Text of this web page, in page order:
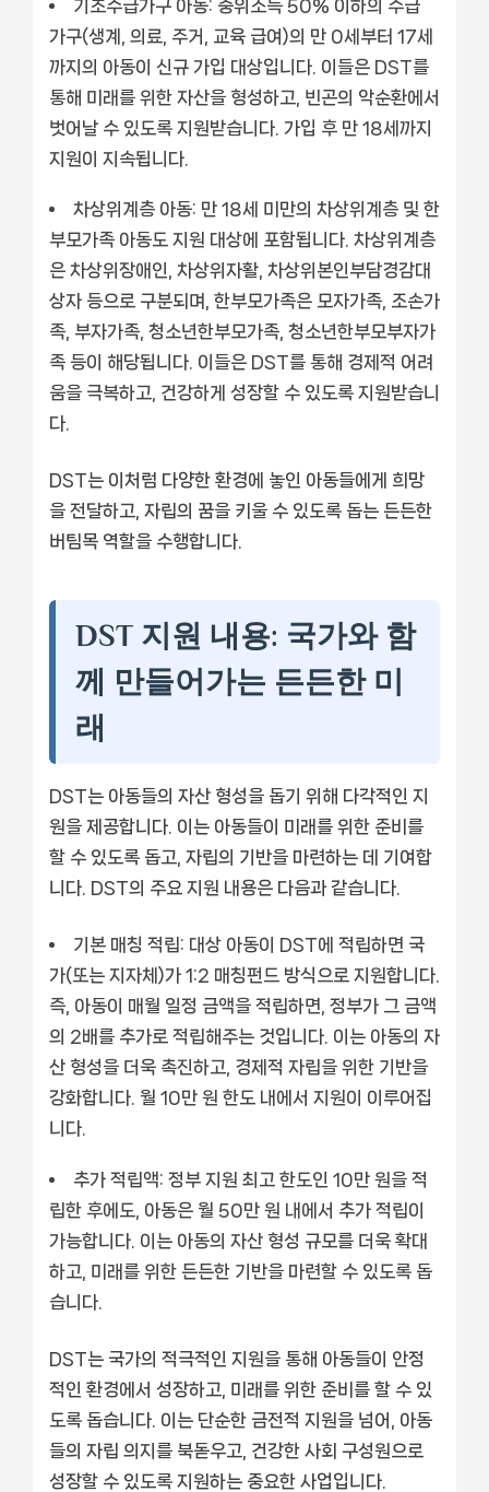
기초수급가구 아동: 중위소득 50% 이하의 수급
가구(생계, 의료, 주거, 교육 급여)의 만 0세부터 17세
까지의 아동이 신규 가입 대상입니다. 이들은 DST를
통해 미래를 위한 자산을 형성하고, 빈곤의 악순환에서
벗어날 수 있도록 지원받습니다. 가입 후 만 18세까지
지원이 지속됩니다.
차상위계층 아동: 만 18세 미만의 차상위계층 및 한
부모가족 아동도 지원 대상에 포함됩니다. 차상위계층
은 차상위장애인, 차상위자활, 차상위본인부담경감대
상자 등으로 구분되며, 한부모가족은 모자가족, 조손가
족, 부자가족, 청소년한부모가족, 청소년한부모부자가
족 등이 해당됩니다. 이들은 DST를 통해 경제적 어려
움을 극복하고, 건강하게 성장할 수 있도록 지원받습니
다.
DST는 이처럼 다양한 환경에 놓인 아동들에게 희망
을 전달하고, 자립의 꿈을 키울 수 있도록 돕는 든든한
버팀목 역할을 수행합니다.
DST 지원 내용: 국가와 함
께 만들어가는 든든한 미
래
DST는 아동들의 자산 형성을 돕기 위해 다각적인 지
원을 제공합니다. 이는 아동들이 미래를 위한 준비를
할 수 있도록 돕고, 자립의 기반을 마련하는 데 기여합
니다. DST의 주요 지원 내용은 다음과 같습니다.
기본 매칭 적립: 대상 아동이 DST에 적립하면 국
가(또는 지자체)가 1:2 매칭펀드 방식으로 지원합니다.
즉, 아동이 매월 일정 금액을 적립하면, 정부가 그 금액
의 2배를 추가로 적립해주는 것입니다. 이는 아동의 자
산 형성을 더욱 촉진하고, 경제적 자립을 위한 기반을
강화합니다. 월 10만 원 한도 내에서 지원이 이루어집
니다.
추가 적립액: 정부 지원 최고 한도인 10만 원을 적
립한 후에도, 아동은 월 50만 원 내에서 추가 적립이
가능합니다. 이는 아동의 자산 형성 규모를 더욱 확대
하고, 미래를 위한 든든한 기반을 마련할 수 있도록 돕
습니다.
DST는 국가의 적극적인 지원을 통해 아동들이 안정
적인 환경에서 성장하고, 미래를 위한 준비를 할 수 있
도록 돕습니다. 이는 단순한 금전적 지원을 넘어, 아동
들의 자립 의지를 북돋우고, 건강한 사회 구성원으로
성장할 수 있도록 지원하는 중요한 사업입니다.